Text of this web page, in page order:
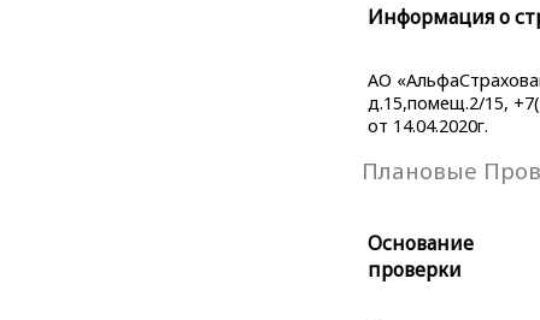
Информация о
АО
д.15,помещ.2/15,
от 14.04.2020г.
Плановые
Основание
проверки